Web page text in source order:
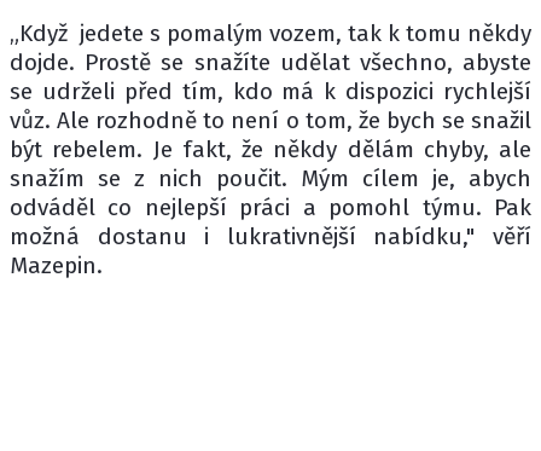
„Když jedete s pomalým vozem, tak k tomu někdy
dojde. Prostě se snažíte udělat všechno, abyste
se udrželi před tím, kdo má k dispozici rychlejší
vůz. Ale rozhodně to není o tom, že bych se snažil
být rebelem. Je fakt, že někdy dělám chyby, ale
snažím se z nich poučit. Mým cílem je, abych
odváděl co nejlepší práci a pomohl týmu. Pak
možná dostanu i lukrativnější nabídku," věří
Mazepin.